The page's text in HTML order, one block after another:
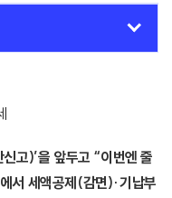
고)’을 앞두고 “이번엔 줄
서 세액공제(감면)·기납부